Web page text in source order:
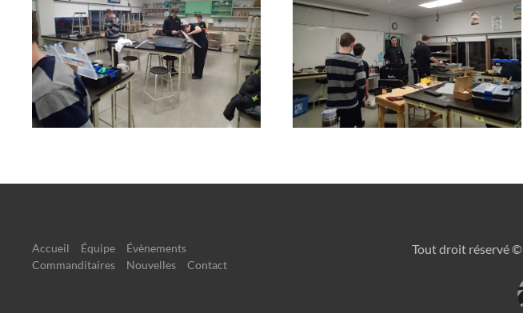
Accueil Équipe
Évènements
Commanditaires
Nouvelles Contact
Tout droit réservé ©